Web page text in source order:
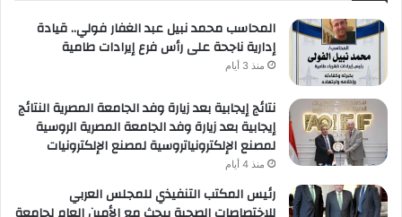
المحاسب محمد نبيل عبد الغفار فولي.. قيادة
إدارية ناجحة على رأس فرع إيرادات طامية
منذ 3 أيام
نتائج إيجابية بعد زيارة وفد الجامعة المصرية النتائج
إيجابية بعد زيارة وفد الجامعة المصرية الروسية
لمصنع الإلكترونياتروسية لمصنع الإلكترونيات
منذ 4 أيام
رئيس المكتب التنفيذي للمجلس العربي